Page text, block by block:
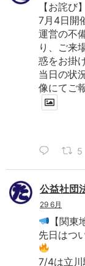
【お詫び】
7月4日開
運営の不
り、ご来
惑をお掛
当日の状
像にてご
5
公益社団
29 6月
【関
先日はつ
7/4は立川